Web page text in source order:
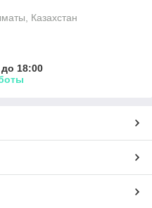
Казахстан
18:00